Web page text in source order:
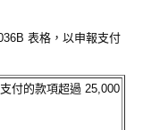
表格，以申報支付
付的款項超過 25,000